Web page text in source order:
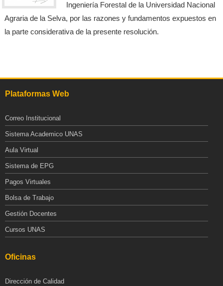
Ingeniería Forestal de la Universidad Nacional
Agraria de la Selva, por las razones y fundamentos expuestos en
la parte considerativa de la presente resolución.
Plataformas Web
Correo Institucional
Sistema Academico UNAS
Aula Virtual
Sistema de EPG
Pagos Virtuales
Bolsa de Trabajo
Gestión Docentes
Cursos UNAS
Oficinas
Dirección de Calidad